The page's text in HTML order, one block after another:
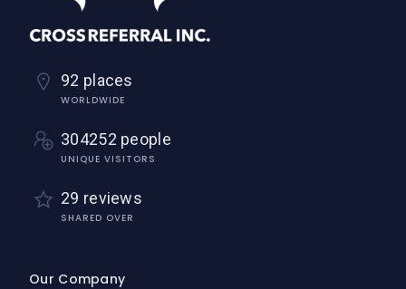
92 places
WORLDWIDE
304252 people
UNIQUE VISITORS
29 reviews
SHARED OVER
Our Company